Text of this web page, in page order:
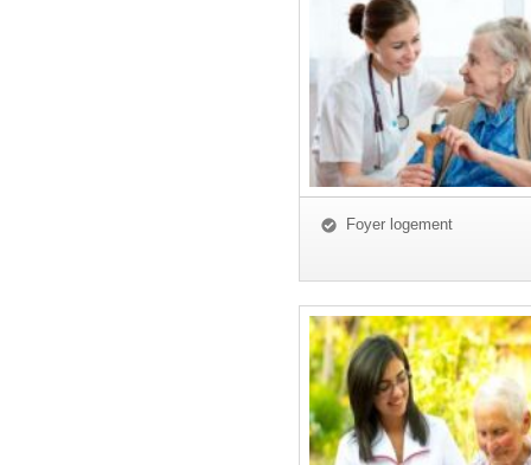
Foyer logement